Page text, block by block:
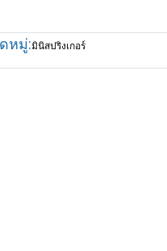
หมู่:มินิสปริงเกอร์